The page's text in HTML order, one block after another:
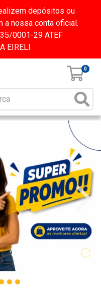
depósitos ou
a nossa conta oficial.
0001-29 ATEF
EIRELI
0